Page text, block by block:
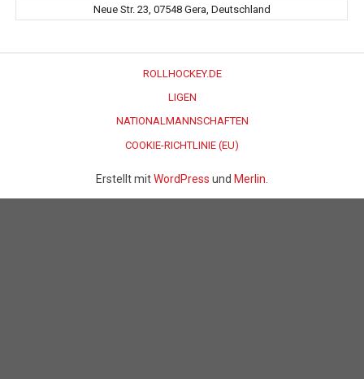
Neue Str. 23, 07548 Gera, Deutschland
ROLLHOCKEY.DE
LIGEN
NATIONALMANNSCHAFTEN
COOKIE-RICHTLINIE (EU)
Erstellt mitWordPress und Merlin